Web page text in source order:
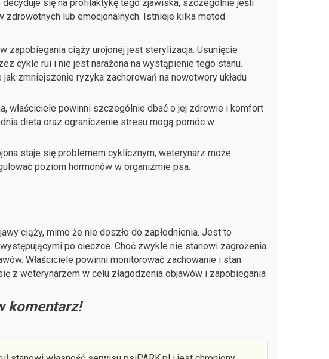
się na profilaktykę tego zjawiska, szczególnie jeśli
lub emocjonalnych. Istnieje kilka metod
zapobiegania ciąży urojonej jest sterylizacja. Usunięcie
cykle rui i nie jest narażona na wystąpienie tego stanu.
zmniejszenie ryzyka zachorowań na nowotwory układu
właściciele powinni szczególnie dbać o jej zdrowie i komfort
dieta oraz ograniczenie stresu mogą pomóc w
staje się problemem cyklicznym, weterynarz może
poziom hormonów w organizmie psa.
ciąży, mimo że nie doszło do zapłodnienia. Jest to
po cieczce. Choć zwykle nie stanowi zagrożenia
Właściciele powinni monitorować zachowanie i stan
z weterynarzem w celu złagodzenia objawów i zapobiegania
komentarz!